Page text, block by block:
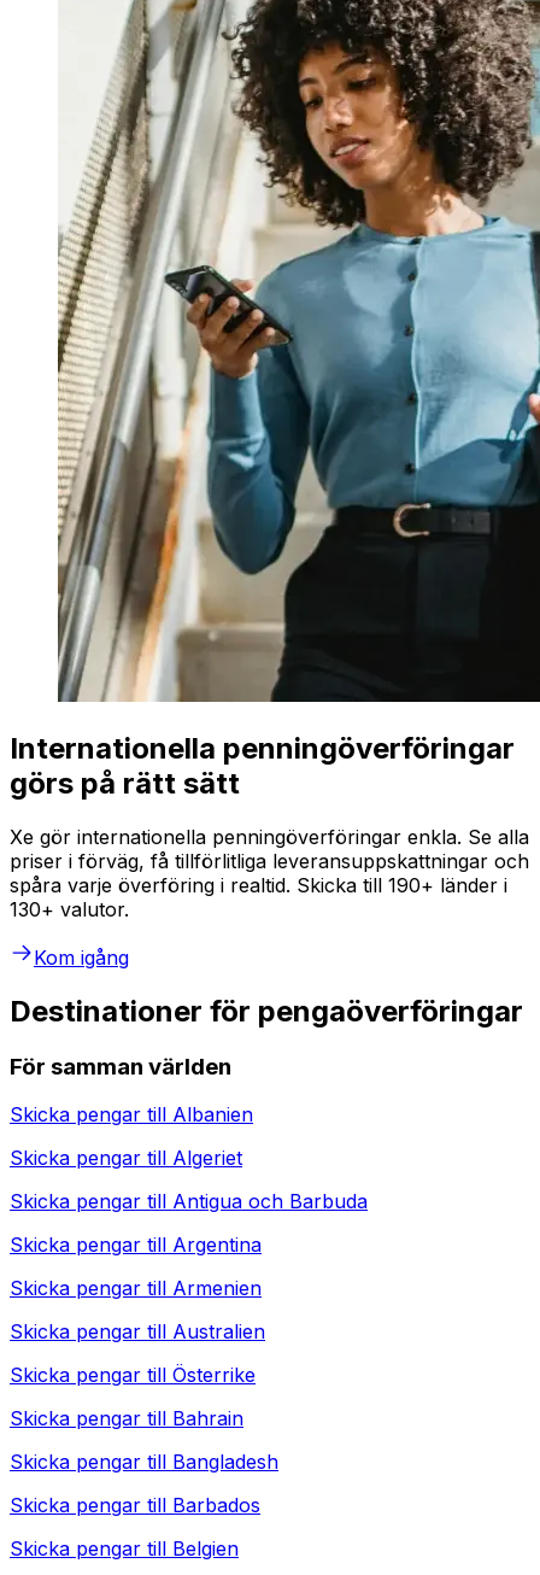
Internationella penningöverföringar
görs på rätt sätt
Xe gör internationella penningöverföringar enkla. Se alla
priser i förväg, få tillförlitliga leveransuppskattningar och
spåra varje överföring i realtid. Skicka till 190+ länder i
130+ valutor.
Kom igång
Destinationer för pengaöverföringar
För samman världen
Skicka pengar till Albanien
Skicka pengar till Algeriet
Skicka pengar till Antigua och Barbuda
Skicka pengar till Argentina
Skicka pengar till Armenien
Skicka pengar till Australien
Skicka pengar till Österrike
Skicka pengar till Bahrain
Skicka pengar till Bangladesh
Skicka pengar till Barbados
Skicka pengar till Belgien